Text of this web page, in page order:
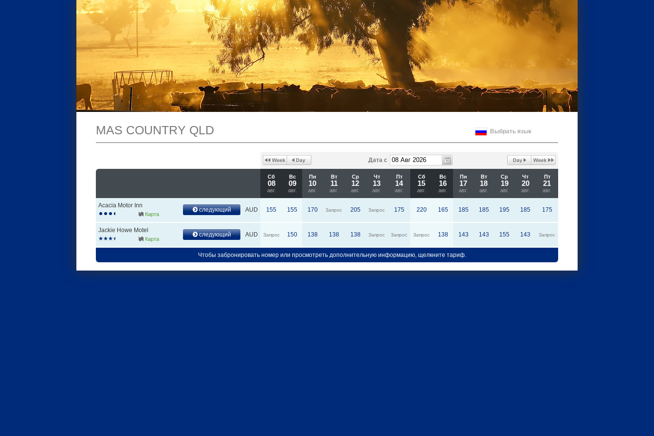
Выбрать язык
MAS COUNTRY QLD
Дата с
Сб
08
авг.
Вс
09
авг.
Пн
10
авг.
Вт
11
авг.
Ср
12
авг.
Чт
13
авг.
Пт
14
авг.
Сб
15
авг.
Вс
16
авг.
Пн
17
авг.
Вт
18
авг.
Ср
19
авг.
Чт
20
авг.
Пт
21
авг.
Acacia Motor Inn
Карта
следующий AUD 155 155 170 Запрос 205 Запрос 175 220 165 185 185 195 185 175
Jackie Howe Motel
Карта
следующий AUD Запрос 150 138 138 138 Запрос Запрос Запрос 138 143 143 155 143 Запрос
Чтобы забронировать номер или просмотреть дополнительную информацию, щелкните тариф.